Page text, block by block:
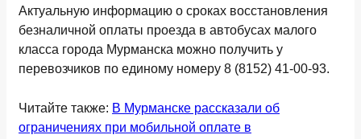
Актуальную информацию о сроках восстановления
безналичной оплаты проезда в автобусах малого
класса города Мурманска можно получить у
перевозчиков по единому номеру 8 (8152) 41-00-93.
Читайте также: В Мурманске рассказали об
ограничениях при мобильной оплате в